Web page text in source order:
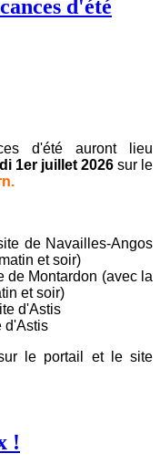
d'été
d'été auront lieu
1er juillet 2026 sur le
de Navailles-Angos
et soir)
de Montardon (avec la
et soir)
d'Astis
d'Astis
le portail et le site
!